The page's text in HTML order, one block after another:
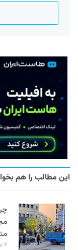
این مطالب را هم
۴ مرداد ۱۴۰۵